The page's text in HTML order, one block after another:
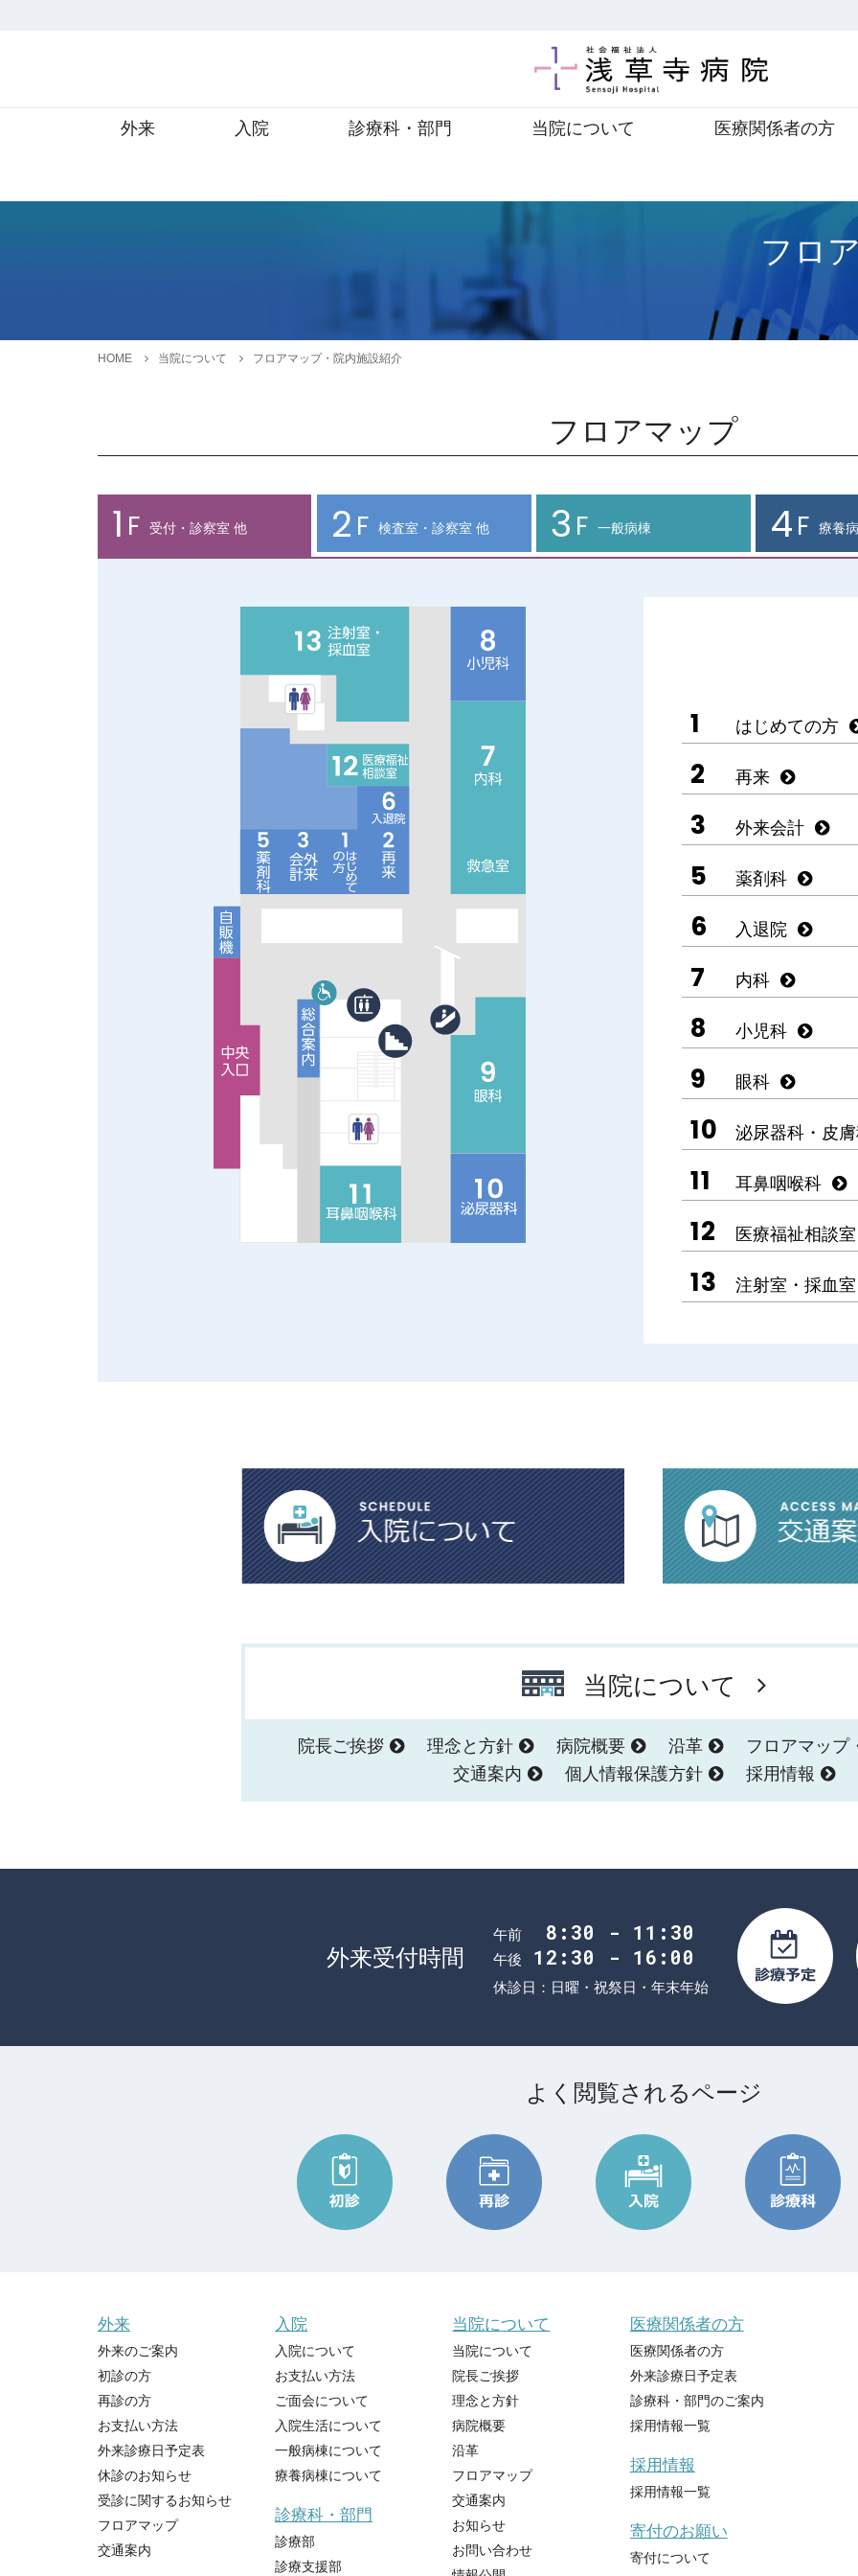
外来 入院 診療科・部門 当院について 医療関係者の方
フロ
HOME 当院について フロアマップ・院内施設紹介
フロアマップ
1 F 受付・診察室 他
1 はじめての方
2 再来
3 外来会計
5 薬剤科
6 入退院
7 内科
8 小児科
9 眼科
10 泌尿器科・皮
11 耳鼻咽喉科
12 医療福祉相談室
13 注射室・採血室
2 F 検査室・診察室 他 3 F 一般病棟 4F 療養
当院について
院長ご挨拶 理念と方針 病院概要 沿革
フロアマップ
交通案内
個人情報保護方針 採用情報
外来受付時間
午前 8:30 - 11:30
午後 12:30 - 16:00
休診日：日曜・祝祭日・年末年始
よく閲覧されるページ
外来
外来のご案内
初診の方
再診の方
お支払い方法
外来診療日予定表
休診のお知らせ
受診に関するお知らせ
フロアマップ
交通案内
入院
入院について
お支払い方法
ご面会について
入院生活について
一般病棟について
療養病棟について
診療科・部門
診療部
診療支援部
当院について
当院について
院長ご挨拶
理念と方針
病院概要
沿革
フロアマップ
交通案内
お知らせ
お問い合わせ
医療関係者の方
医療関係者の方
外来診療日予定表
診療科・部門のご案内
採用情報一覧
採用情報
採用情報一覧
寄付のお願い
寄付について